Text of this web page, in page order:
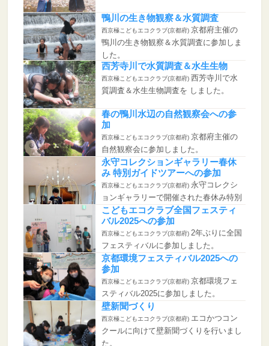
鴨川の生き物観察＆水質調査
西京極こどもエコクラブ(京都府) 京都府主催の
鴨川の生き物観察＆水質調査に参加しま
した。
西芳寺川で水質調査＆水生生物
西京極こどもエコクラブ(京都府) 西芳寺川で水
質調査＆水生生物調査を しました。
春の鴨川水辺の自然観察会への参
加
西京極こどもエコクラブ(京都府) 京都府主催の
自然観察会に参加しました。
永守コレクションギャラリー春休
み 特別ガイドツアーへの参加
西京極こどもエコクラブ(京都府) 永守コレクシ
ョンギャラリーで開催された春休み特別
ガイドツアー...
こどもエコクラブ全国フェスティ
バル2025への参加
西京極こどもエコクラブ(京都府) 2年ぶりに全国
フェスティバルに参加しました。
京都環境フェスティバル2025への
参加
西京極こどもエコクラブ(京都府) 京都環境フェ
スティバル2025に参加しました。
壁新聞づくり
西京極こどもエコクラブ(京都府) エコかつコン
クールに向けて壁新聞づくりを行いまし
た。